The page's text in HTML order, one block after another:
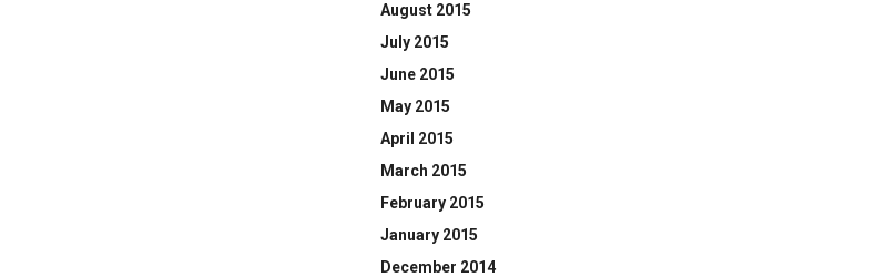
August 2015
July 2015
June 2015
May 2015
April 2015
March 2015
February 2015
January 2015
December 2014